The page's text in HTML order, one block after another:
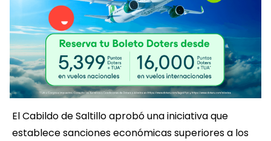
El Cabildo de Saltillo aprobó una iniciativa que
establece sanciones económicas superiores a los